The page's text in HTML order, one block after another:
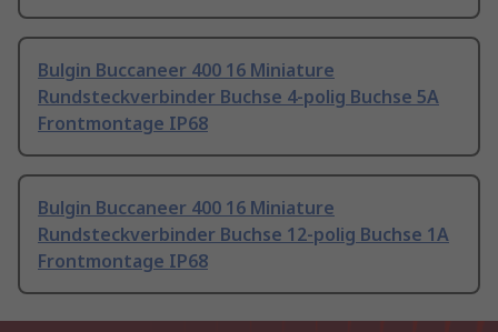
Bulgin Buccaneer 400 16 Miniature
Rundsteckverbinder Buchse 4-polig Buchse 5A
Frontmontage IP68
Bulgin Buccaneer 400 16 Miniature
Rundsteckverbinder Buchse 12-polig Buchse 1A
Frontmontage IP68